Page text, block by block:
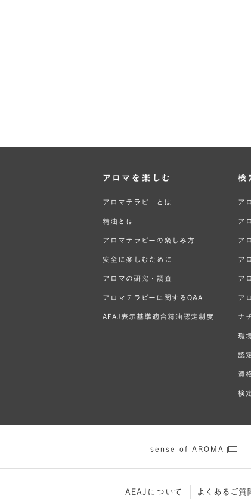
アロマを楽しむ
アロマテラピーとは
精油とは
アロマテラピーの楽しみ方
安全に楽しむために
アロマの研究・調査
アロマテラピーに関するQ&A
AEAJ表示基準適合精油認定制度
検
ア
ア
ア
ア
ア
ア
ナ
環
認
資
検
sense of AROMA
AEAJについて よくあるご質